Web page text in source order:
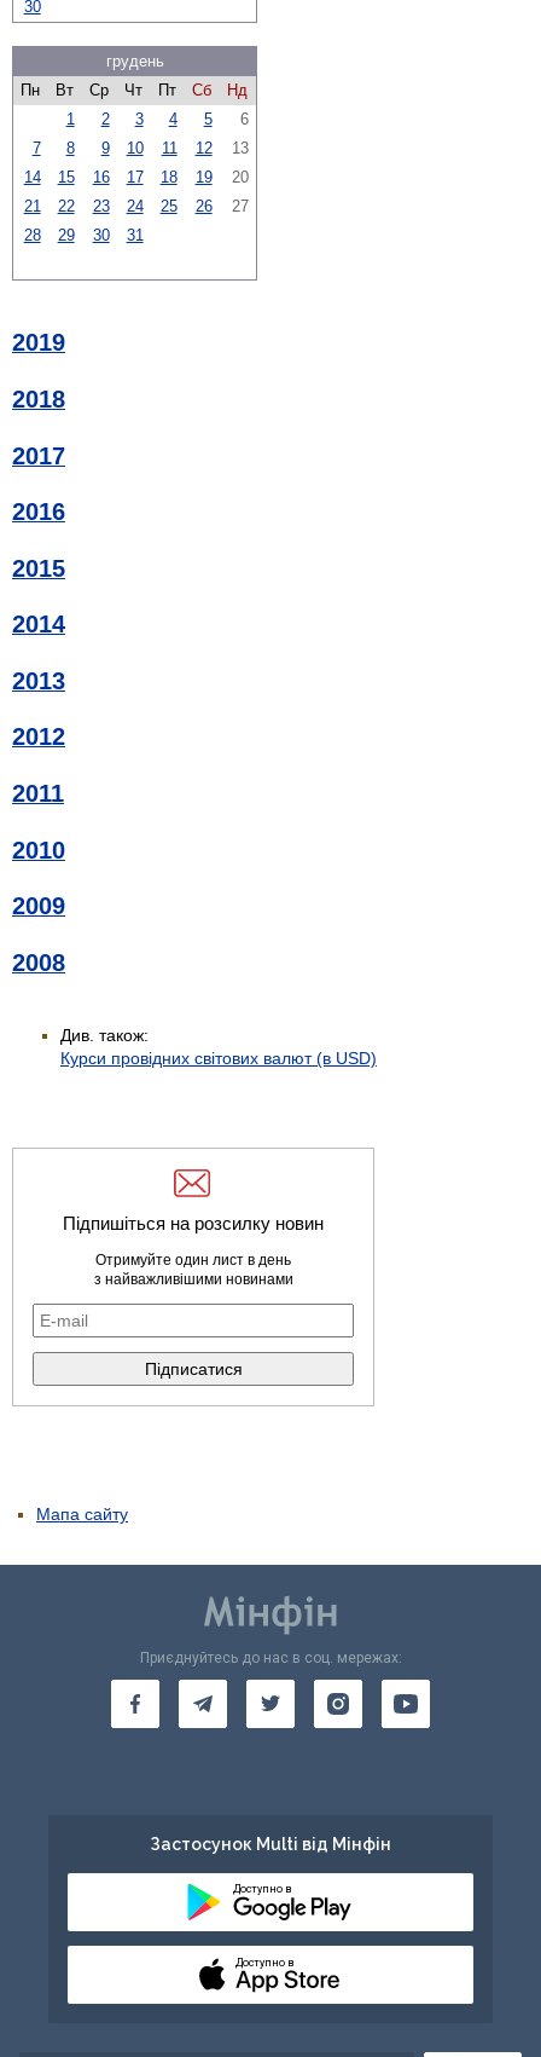
30
грудень
Пн
Вт Ср Чт Пт Сб
Нд
1
2 3 4 5
6
7
8 9 10 11 12
13
14
15 16 17 18 19
20
21
22 23 24 25 26
27
28
29 30 31
2019
2018
2017
2016
2015
2014
2013
2012
2011
2010
2009
2008
Див. також:
Курси провідних світових валют (в USD)
Підпишіться на розсилку новин
Отримуйте один лист в день
з найважливішими новинами
Мапа сайту
Приєднуйтесь до нас в соц. мережах:
Застосунок Multi від Мінфін
Доступно в
Доступно в